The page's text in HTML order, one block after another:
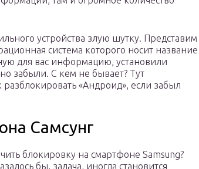
устройства злую шутку. Представим
система которого носит название
для вас информацию, установили
забыли. С кем не бывает? Тут
«Андроид», если забыл
Самсунг
блокировку на смартфоне Samsung?
бы, задача, иногда становится